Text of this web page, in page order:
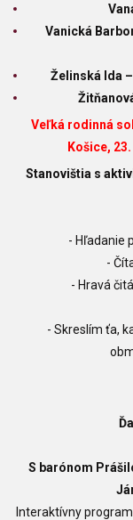
Vanická
Želinská Ida
Veľká rodinná
Košice,
Stanovištia s
- Hľadanie
-
- Hravá
- Skreslím ťa,
S barónom
Interaktívny